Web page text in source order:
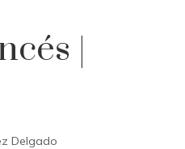
|
Delgado